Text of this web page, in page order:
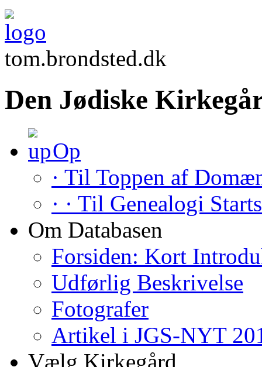
tom.brondsted.dk
Den Jødiske
Op
· Til Toppen af
· · Til Genealogi
Om Databasen
Forsiden: Kort
Udførlig Beskrivelse
Fotografer
Artikel i JGS-NYT
Vælg Kirkegård